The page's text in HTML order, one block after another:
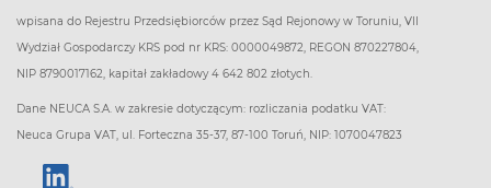
wpisana do Rejestru Przedsiębiorców przez Sąd Rejonowy w Toruniu, VII
Wydział Gospodarczy KRS pod nr KRS: 0000049872, REGON 870227804,
NIP 8790017162, kapitał zakładowy 4 642 802 złotych.
Dane NEUCA S.A. w zakresie dotyczącym: rozliczania podatku VAT:
Neuca Grupa VAT, ul. Forteczna 35-37, 87-100 Toruń, NIP: 1070047823